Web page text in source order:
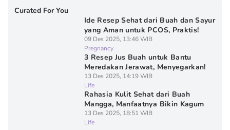
Curated For You
Ide Resep Sehat dari Buah dan Sayur
yang Aman untuk PCOS, Praktis!
09 Des 2025, 13:46 WIB
Pregnancy
3 Resep Jus Buah untuk Bantu
Meredakan Jerawat, Menyegarkan!
13 Des 2025, 14:19 WIB
Life
Rahasia Kulit Sehat dari Buah
Mangga, Manfaatnya Bikin Kagum
13 Des 2025, 18:51 WIB
Life